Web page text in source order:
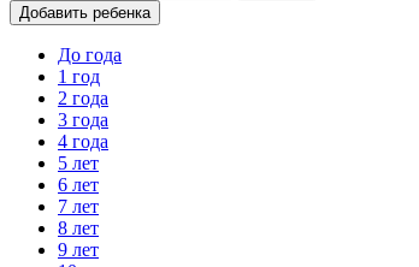
Добавить ребенка
До года
1 год
2 года
3 года
4 года
5 лет
6 лет
7 лет
8 лет
9 лет